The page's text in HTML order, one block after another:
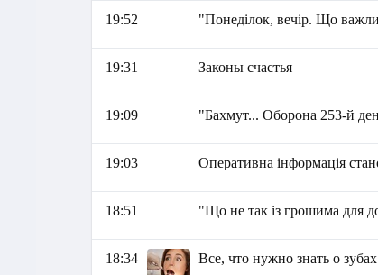
19:52 "Понеділок, вечір. Що
19:31 Законы счастья
19:09 "Бахмут... Оборона 253-й
19:03 Оперативна інформація
18:51 "Що не так із грошима для
18:34 Все, что нужно знать о